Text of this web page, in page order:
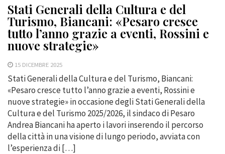
Stati Generali della Cultura e del
Turismo, Biancani: «Pesaro cresce
tutto l’anno grazie a eventi, Rossini e
nuove strategie»
15 DICEMBRE 2025
Stati Generali della Cultura e del Turismo, Biancani:
«Pesaro cresce tutto l’anno grazie a eventi, Rossini e
nuove strategie» in occasione degli Stati Generali della
Cultura e del Turismo 2025/2026, il sindaco di Pesaro
Andrea Biancani ha aperto i lavori inserendo il percorso
della città in una visione di lungo periodo, avviata con
l’esperienza di […]